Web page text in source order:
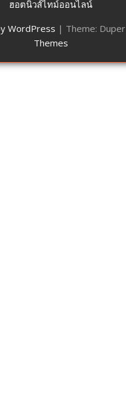
ฮอตนิวส์ไทม์ออนไลน์
WordPress | Theme:
Themes